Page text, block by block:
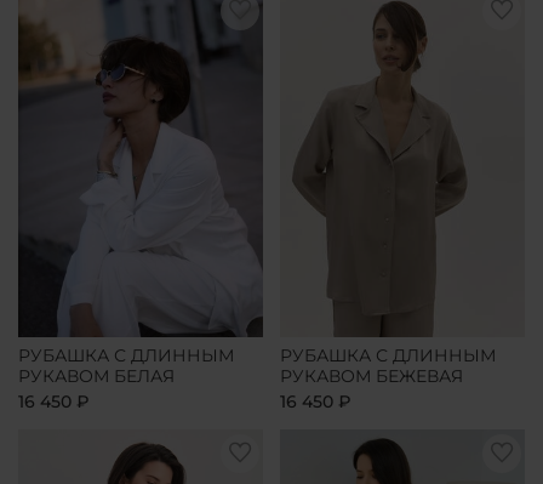
РУБАШКА С ДЛИННЫМ
РУКАВОМ БЕЛАЯ
16 450 ₽
РУБАШКА С ДЛИННЫМ
РУКАВОМ БЕЖЕВАЯ
16 450 ₽